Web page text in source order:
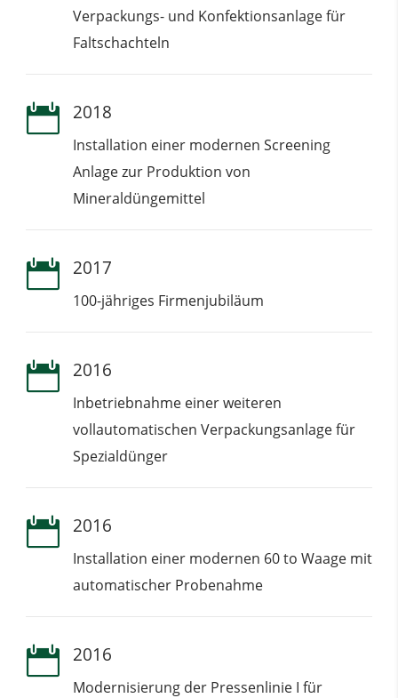
Verpackungs- und Konfektionsanlage für
Faltschachteln
 2018
Installation einer modernen Screening
Anlage zur Produktion von
Mineraldüngemittel
 2017
100-jähriges Firmenjubiläum
 2016
Inbetriebnahme einer weiteren
vollautomatischen Verpackungsanlage für
Spezialdünger
 2016
Installation einer modernen 60 to Waage mit
automatischer Probenahme
 2016
Modernisierung der Pressenlinie I für